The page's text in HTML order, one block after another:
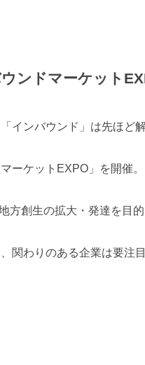
ンドマーケット
インバウンド」は先ほど
ーケットEXPO」を開催。
方創生の拡大・発達を目
関わりのある企業は要注